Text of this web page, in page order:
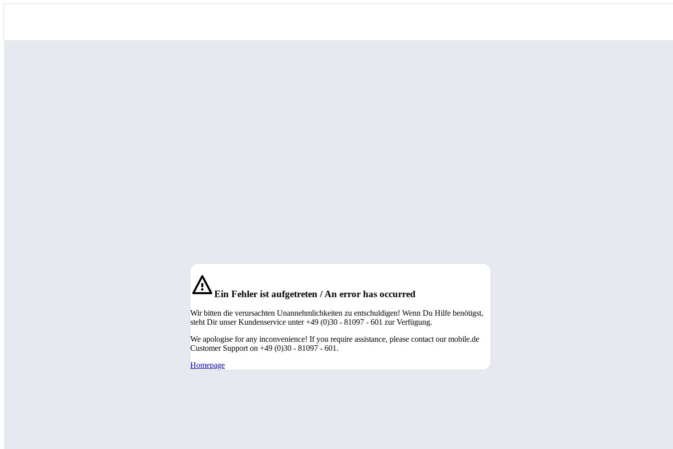
Ein Fehler ist aufgetreten / An error has occurred
Wir bitten die verursachten Unannehmlichkeiten zu entschuldigen! Wenn Du Hilfe benötigst,
steht Dir unser Kundenservice unter +49 (0)30 - 81097 - 601 zur Verfügung.
We apologise for any inconvenience! If you require assistance, please contact our mobile.de
Customer Support on +49 (0)30 - 81097 - 601.
Homepage